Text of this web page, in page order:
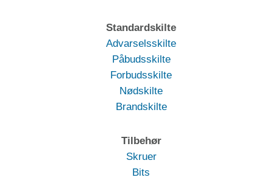
Standardskilte
Advarselsskilte
Påbudsskilte
Forbudsskilte
Nødskilte
Brandskilte
Tilbehør
Skruer
Bits